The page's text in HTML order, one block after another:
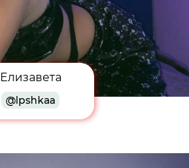
Елизавета
@lpshkaa